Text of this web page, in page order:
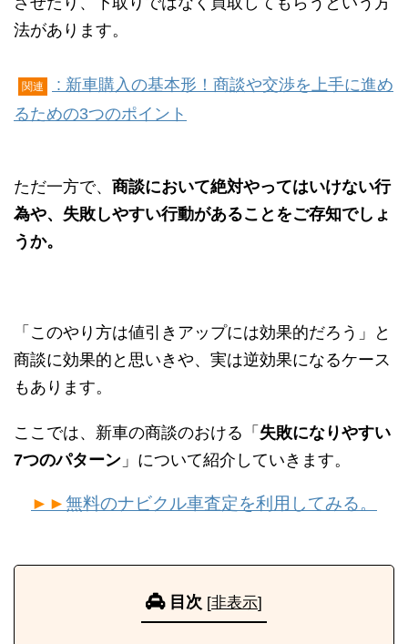
法があります。
関連
: 新車購入の基本形！商談や交渉を上手に進め
るための3つのポイント
ただ一方で、 商談において絶対やってはいけない行
為や、失敗しやすい行動があることをご存知でしょ
うか。
「このやり方は値引きアップには効果的だろう」と
商談に効果的と思いきや、実は逆効果になるケース
もあります。
ここでは、新車の商談のおける「 失敗になりやすい
7つのパターン 」について紹介していきます。
►►無料のナビクル車査定を利用してみる。
目次 [非表示]